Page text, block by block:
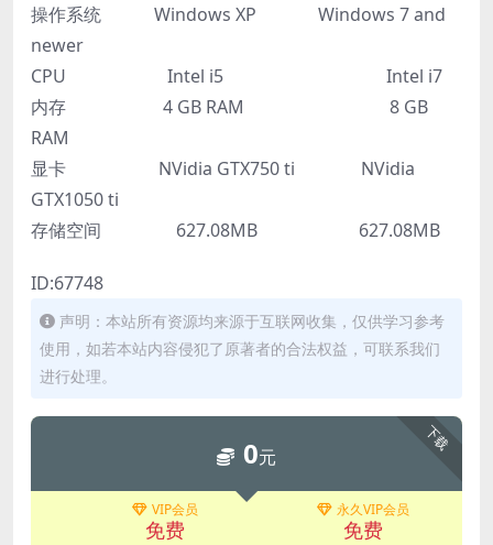
操作系统 Windows XP Windows 7 and
newer
CPU Intel i5 Intel i7
内存 4 GB RAM 8 GB
RAM
显卡 NVidia GTX750 ti NVidia
GTX1050 ti
存储空间 627.08MB 627.08MB
ID:67748
声明：本站所有资源均来源于互联网收集，仅供学习参考
使用，如若本站内容侵犯了原著者的合法权益，可联系我们
进行处理。
下载
0元
VIP会员
免费
永久VIP会员
免费